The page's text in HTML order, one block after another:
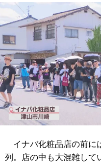
イナバ化粧品店の前に
列。店の中も大混雑して